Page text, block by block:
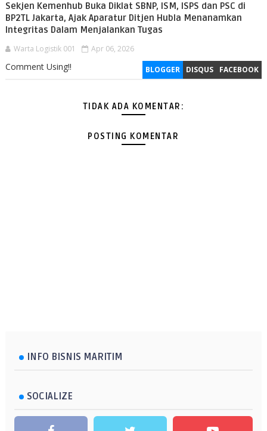
Sekjen Kemenhub Buka Diklat SBNP, ISM, ISPS dan PSC di
BP2TL Jakarta, Ajak Aparatur Ditjen Hubla Menanamkan
Integritas Dalam Menjalankan Tugas
Warta Logistik 001 Apr 06, 2026
BLOGGER DISQUS FACEBOOK
Comment Using!!
TIDAK ADA KOMENTAR:
POSTING KOMENTAR
INFO BISNIS MARITIM
SOCIALIZE